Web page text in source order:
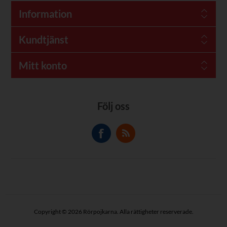
Information
Kundtjänst
Mitt konto
Följ oss
Copyright © 2026 Rörpojkarna. Alla rättigheter reserverade.